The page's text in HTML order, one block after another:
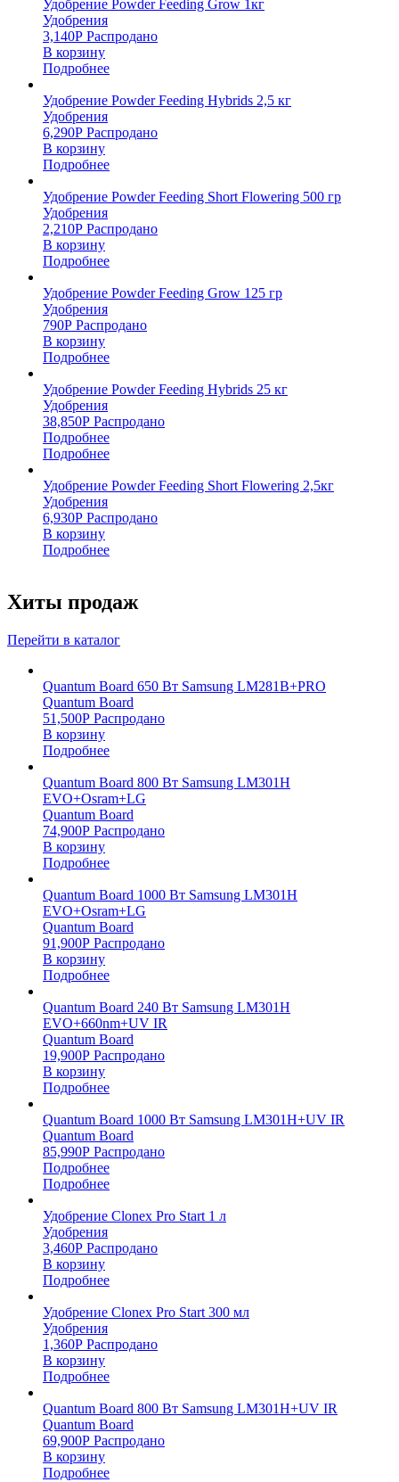
Удобрение Powder Feeding Grow 1кг
Удобрения
3,140Р Распродано
В корзину
Подробнее
Удобрение Powder Feeding Hybrids 2,5 кг
Удобрения
6,290Р Распродано
В корзину
Подробнее
Удобрение Powder Feeding Short Flowering 500 гр
Удобрения
2,210Р Распродано
В корзину
Подробнее
Удобрение Powder Feeding Grow 125 гр
Удобрения
790Р Распродано
В корзину
Подробнее
Удобрение Powder Feeding Hybrids 25 кг
Удобрения
38,850Р Распродано
Подробнее
Подробнее
Удобрение Powder Feeding Short Flowering 2,5кг
Удобрения
6,930Р Распродано
В корзину
Подробнее
Хиты продаж
Перейти в каталог
Quantum Board 650 Вт Samsung LM281B+PRO
Quantum Board
51,500Р Распродано
В корзину
Подробнее
Quantum Board 800 Вт Samsung LM301H
EVO+Osram+LG
Quantum Board
74,900Р Распродано
В корзину
Подробнее
Quantum Board 1000 Вт Samsung LM301H
EVO+Osram+LG
Quantum Board
91,900Р Распродано
В корзину
Подробнее
Quantum Board 240 Вт Samsung LM301H
EVO+660nm+UV IR
Quantum Board
19,900Р Распродано
В корзину
Подробнее
Quantum Board 1000 Вт Samsung LM301H+UV IR
Quantum Board
85,990Р Распродано
Подробнее
Подробнее
Удобрение Clonex Pro Start 1 л
Удобрения
3,460Р Распродано
В корзину
Подробнее
Удобрение Clonex Pro Start 300 мл
Удобрения
1,360Р Распродано
В корзину
Подробнее
Quantum Board 800 Вт Samsung LM301H+UV IR
Quantum Board
69,900Р Распродано
В корзину
Подробнее